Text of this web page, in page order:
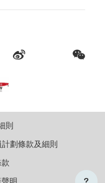
則
劃條款及細則
明